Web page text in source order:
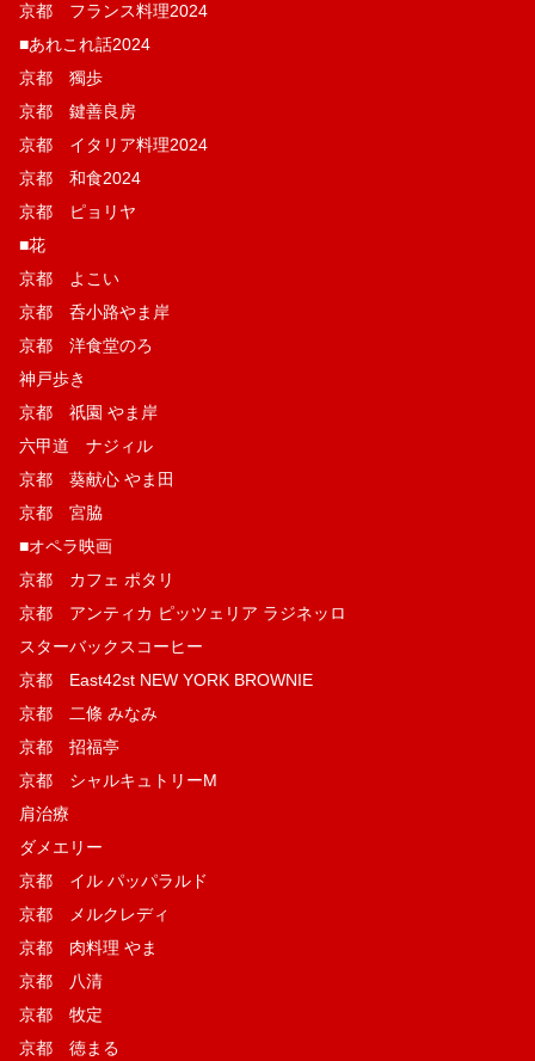
京都 フランス料理2024
■あれこれ話2024
京都 獨歩
京都 鍵善良房
京都 イタリア料理2024
京都 和食2024
京都 ピョリヤ
■花
京都 よこい
京都 呑小路やま岸
京都 洋食堂のろ
神戸歩き
京都 祇園 やま岸
六甲道 ナジィル
京都 葵献心 やま田
京都 宮脇
■オペラ映画
京都 カフェ ポタリ
京都 アンティカ ピッツェリア ラジネッロ
スターバックスコーヒー
京都 East42st NEW YORK BROWNIE
京都 二條 みなみ
京都 招福亭
京都 シャルキュトリーM
肩治療
ダメエリー
京都 イル パッパラルド
京都 メルクレディ
京都 肉料理 やま
京都 八清
京都 牧定
京都 徳まる